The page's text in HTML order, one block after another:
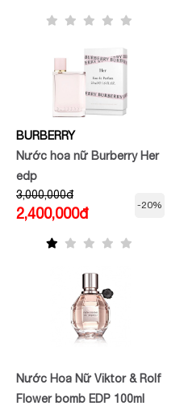
BURBERRY
Nước hoa nữ Burberry Her
edp
3,000,000đ
2,400,000đ
-20%
Nước Hoa Nữ Viktor & Rolf
Flower bomb EDP 100ml